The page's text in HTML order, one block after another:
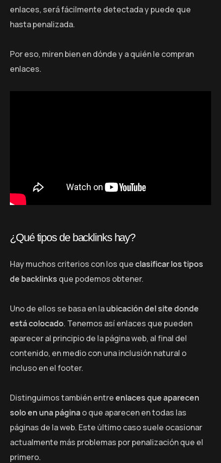
enlaces, será fácilmente detectada y puede que
hasta penalizada.
Por eso, miren bien en dónde y a quién le compran
enlaces.
¿Qué tipos de backlinks hay?
Hay muchos criterios con los queclasificar los tipos
de backlinks que podemos obtener.
Uno de ellos se basa en laubicación del site donde
está colocado. Tenemos así enlaces que pueden
aparecer al principio de la página web, al final del
contenido, en medio con una inclusión natural o
incluso en el footer.
Distinguimos también entreenlaces que aparecen
solo en una páginao que aparecen en todas las
páginas de la web. Este último caso suele ocasionar
actualmente más problemas por penalización que el
primero.